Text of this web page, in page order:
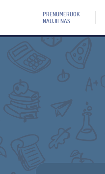
PRENUMERUOK
NAUJIENAS